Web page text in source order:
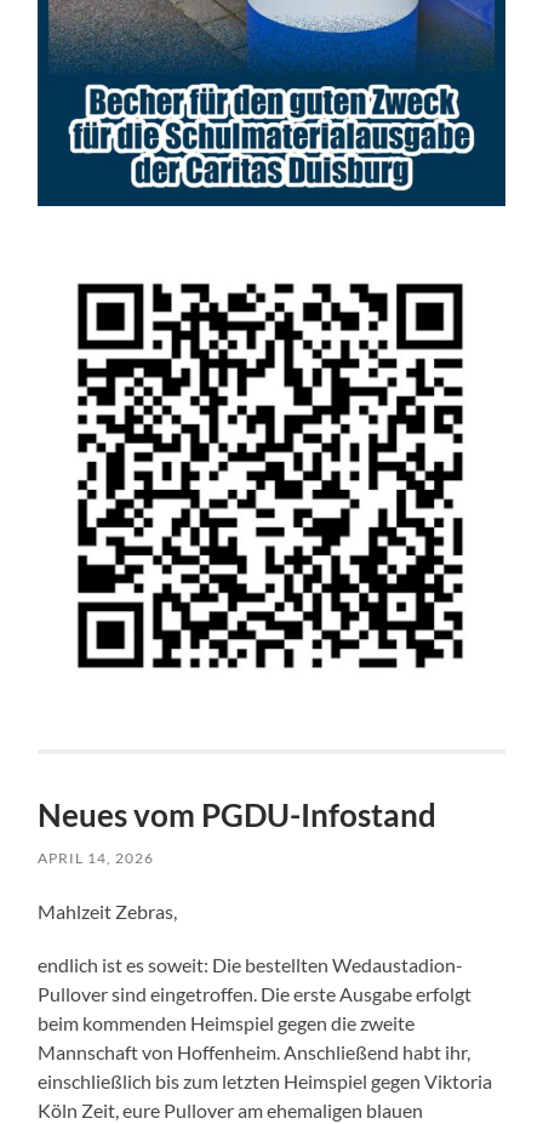
Neues vom PGDU-Infostand
APRIL 14, 2026
Mahlzeit Zebras,
endlich ist es soweit: Die bestellten Wedaustadion-
Pullover sind eingetroffen. Die erste Ausgabe erfolgt
beim kommenden Heimspiel gegen die zweite
Mannschaft von Hoffenheim. Anschließend habt ihr,
einschließlich bis zum letzten Heimspiel gegen Viktoria
Köln Zeit, eure Pullover am ehemaligen blauen